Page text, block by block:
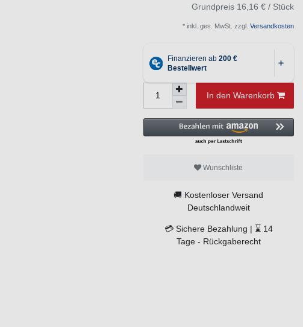
Grundpreis 16,16 € / Stück
* inkl. ges. MwSt. zzgl. Versandkosten
In den Warenkorb
Wunschliste
🚚 Kostenloser Versand
Deutschlandweit
💳 Sichere Bezahlung | ⌛ 14
Tage - Rückgaberecht